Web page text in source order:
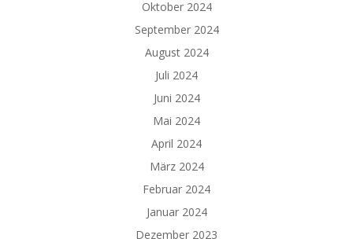
Oktober 2024
September 2024
August 2024
Juli 2024
Juni 2024
Mai 2024
April 2024
März 2024
Februar 2024
Januar 2024
Dezember 2023